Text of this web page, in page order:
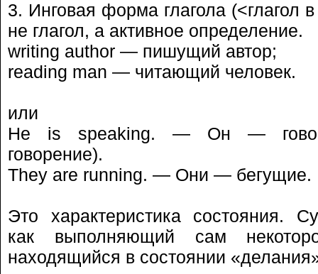
3. Инговая форма глагола
не глагол, а активное определение.
writing author — пишущий автор;
reading man — читающий человек.
или
He is speaking. — Он —
говорение).
They are running. — Они — бегущие.
Это характеристика состояния.
как выполняющий сам
находящийся в состоянии